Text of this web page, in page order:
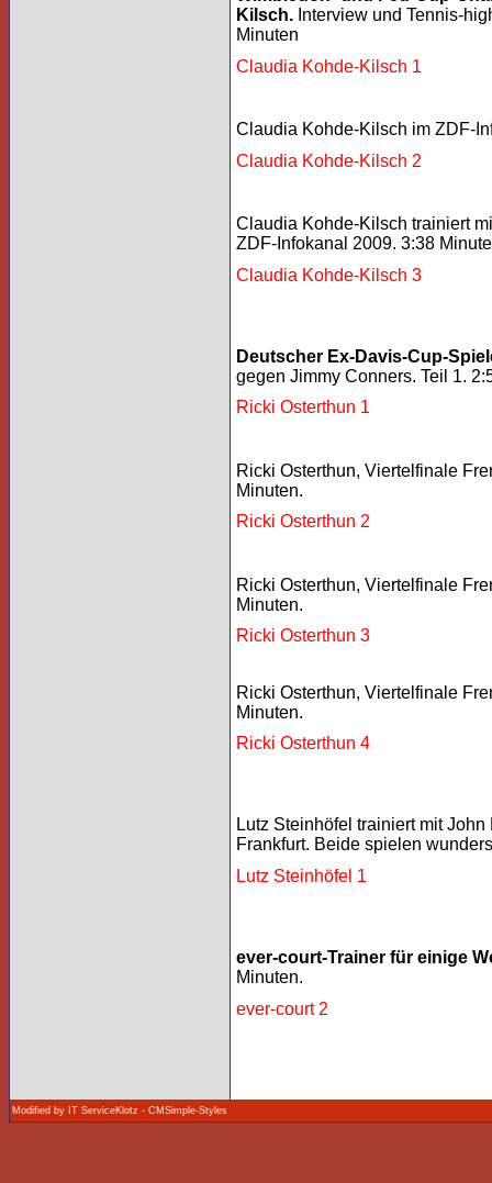
Kilsch. Interview und Tennis-
Minuten
Claudia Kohde-Kilsch 1
Claudia Kohde-Kilsch im ZDF-
Claudia Kohde-Kilsch 2
Claudia Kohde-Kilsch trainiert
ZDF-Infokanal 2009. 3:38
Claudia Kohde-Kilsch 3
Deutscher Ex-Davis-Cup-
gegen Jimmy Conners. Teil 1.
Ricki Osterthun 1
Ricki Osterthun, Viertelfinale
Minuten.
Ricki Osterthun 2
Ricki Osterthun, Viertelfinale
Minuten.
Ricki Osterthun 3
Ricki Osterthun, Viertelfinale
Minuten.
Ricki Osterthun 4
Lutz Steinhöfel trainiert mit
Frankfurt. Beide spielen
Lutz Steinhöfel 1
ever-court-Trainer für einige
Minuten.
ever-court 2
Modified by IT ServiceKlotz-CMSimple-Styles